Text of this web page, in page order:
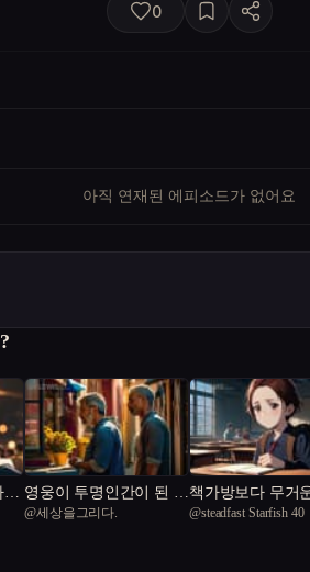
0
아직 연재된 에피소드가 없어요
는 영웅이 투명인간이 된 화
방
@세상을그리다.
책가방보다 무거
@steadfast Starfish 40